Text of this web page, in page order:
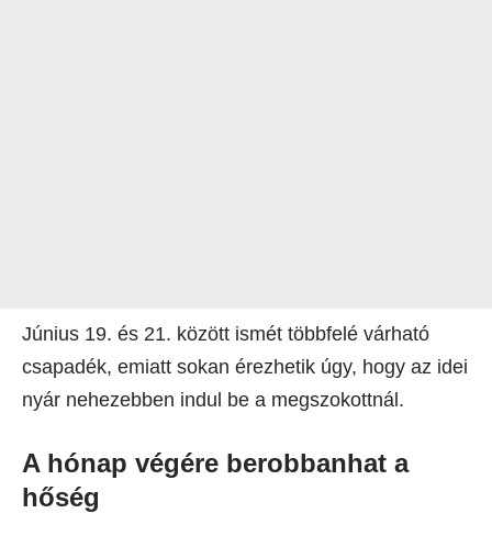
Június 19. és 21. között ismét többfelé várható
csapadék, emiatt sokan érezhetik úgy, hogy az idei
nyár nehezebben indul be a megszokottnál.
A hónap végére berobbanhat a
hőség